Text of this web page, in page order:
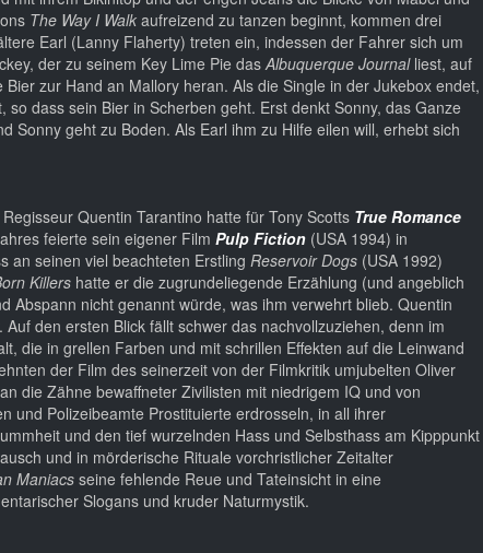
The Way I Walk aufreizend zu tanzen beginnt, kommen drei
Earl (Lanny Flaherty) treten ein, indessen der Fahrer sich um
der zu seinem Key Lime Pie das Albuquerque Journalliest, auf
zur Hand an Mallory heran. Als die Single in der Jukebox endet,
dass sein Bier in Scherben geht. Erst denkt Sonny, das Ganze
Sonny geht zu Boden. Als Earl ihm zu Hilfe eilen will, erhebt sich
Quentin Tarantino hatte für Tony Scotts True Romance
feierte sein eigener Film Pulp Fiction (USA 1994) in
an seinen viel beachteten Erstling Reservoir Dogs (USA 1992)
Killers hatte er die zugrundeliegende Erzählung (und angeblich
Abspann nicht genannt würde, was ihm verwehrt blieb. Quentin
den ersten Blick fällt schwer das nachvollzuziehen, denn im
die in grellen Farben und mit schrillen Effekten auf die Leinwand
der Film des seinerzeit von der Filmkritik umjubelten Oliver
die Zähne bewaffneter Zivilisten mit niedrigem IQ und von
und Polizeibeamte Prostituierte erdrosseln, in all ihrer
und den tief wurzelnden Hass und Selbsthass am Kipppunkt
und in mörderische Rituale vorchristlicher Zeitalter
Maniacs seine fehlende Reue und Tateinsicht in eine
Slogans und kruder Naturmystik.